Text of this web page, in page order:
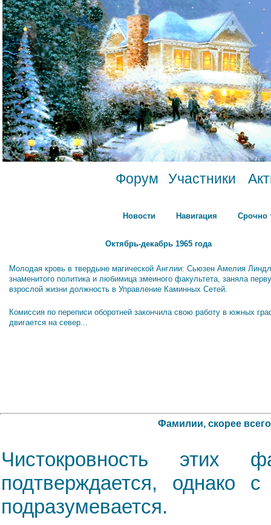
Форум Участники
Новости Навигация Срочно
Октябрь-декабрь 1965 года
Молодая кровь в твердыне магической Англии: Сьюзен Амелия
знаменитого политика и любимица змеиного факультета, заняла
взрослой жизни должность в Управление Каминных Сетей.
Комиссия по переписи оборотней закончила свою работу в южных
двигается на север...
Фамилии, скорее
Чистокровность
подтверждается, однако
подразумевается.